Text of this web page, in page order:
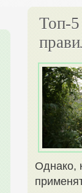
Топ-5
Однако,